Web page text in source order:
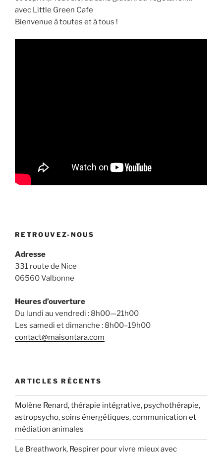
avec Little Green Cafe
Bienvenue à toutes et à tous !
RETROUVEZ-NOUS
Adresse
331 route de Nice
06560 Valbonne
Heures d’ouverture
Du lundi au vendredi : 8h00—21h00
Les samedi et dimanche : 8h00–19h00
contact@maisontara.com
ARTICLES RÉCENTS
Molène Renard, thérapie intégrative, psychothérapie,
astropsycho, soins énergétiques, communication et
médiation animales
Le Breathwork, Respirer pour vivre mieux avec